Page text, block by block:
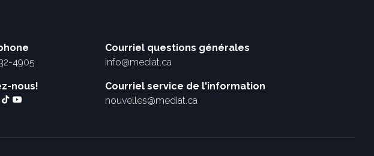
4905
nous!
Courriel questions générales
info@mediat.ca
Courriel service de l'information
nouvelles@mediat.ca